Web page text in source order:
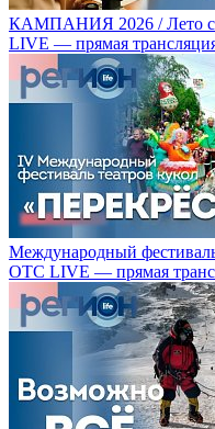
КАМПАНИЯ 2026 / Лето с
LIVE — прямая
Международный
ОТС LIVE — прямая